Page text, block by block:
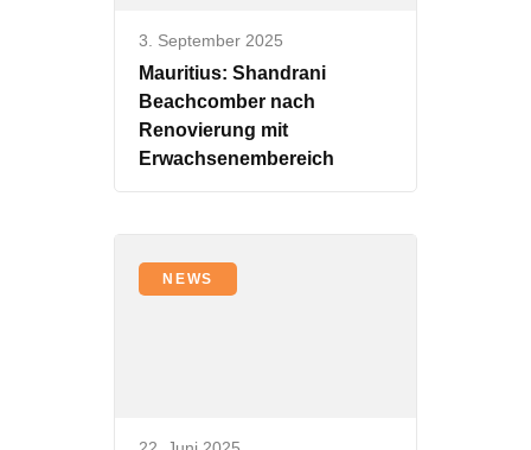
3. September 2025
Mauritius: Shandrani
Beachcomber nach
Renovierung mit
Erwachsenembereich
NEWS